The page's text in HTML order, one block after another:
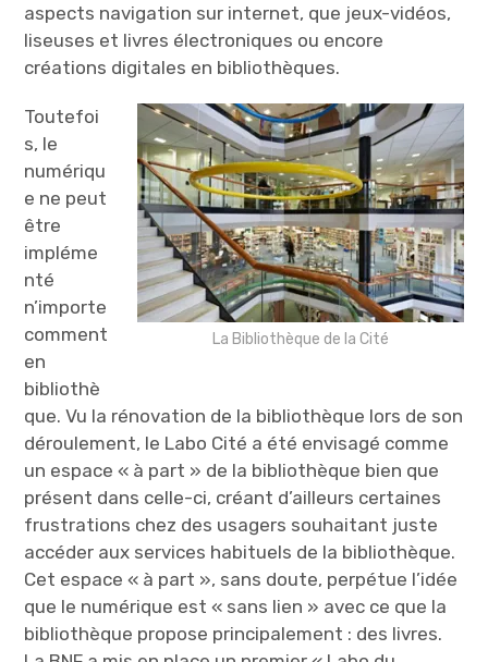
aspects navigation sur internet, que jeux-vidéos,
liseuses et livres électroniques ou encore
créations digitales en bibliothèques.
La Bibliothèque de la Cité
Toutefoi
s, le
numériqu
e ne peut
être
impléme
nté
n’importe
comment
en
bibliothè
que. Vu la rénovation de la bibliothèque lors de son
déroulement, le Labo Cité a été envisagé comme
un espace « à part » de la bibliothèque bien que
présent dans celle-ci, créant d’ailleurs certaines
frustrations chez des usagers souhaitant juste
accéder aux services habituels de la bibliothèque.
Cet espace « à part », sans doute, perpétue l’idée
que le numérique est « sans lien » avec ce que la
bibliothèque propose principalement : des livres.